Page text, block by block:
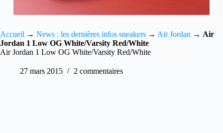
Accueil → News : les dernières infos sneakers → Air Jordan → Air
Jordan 1 Low OG White/Varsity Red/White
Air Jordan 1 Low OG White/Varsity Red/White
27 mars 2015 2 commentaires